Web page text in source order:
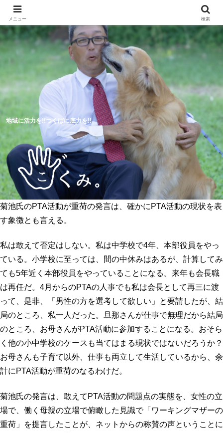
地域に活力を!!つくばに底力を!!
5つのつくば市の未来予想図 活動報告
お問い合わせ
菊池氏のPTA活動が重荷の発言は、確かにPTA活動の現状を表
す象徴とも言える。
私は敢えて否定はしない。私は中学校で4年、本部役員をやっ
ている。小学校に至っては、間の中休みはあるが、計算してみ
ても5年近く本部役員をやっていることになる。来年も会長職
は再任だ。4月からのPTAの人事でも私は会長として再三に渡
って、是非、「男性の方を選考して欲しい」と要請したが、結
局のところ、私一人だった。旦那さんが仕事で無理だから結局
のところ、お母さんがPTA活動に参加することになる。おそら
く他の小中学校のケースも当てはまる現状ではないだろうか？
お母さんも子育て以外、仕事も両立して生活しているから、余
計にPTA活動が重荷のなるわけだ。
菊池氏の発言は、敢えてPTA活動の問題点の実態を、女性の立
場で、働く母親の立場で俯瞰した見識で「ワーキングマザーの
重荷」を提言したことが、ネットからの称賛の声ということに
メニュー 検索